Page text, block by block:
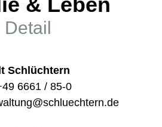
Detail
Schlüchtern
6661 / 85-0